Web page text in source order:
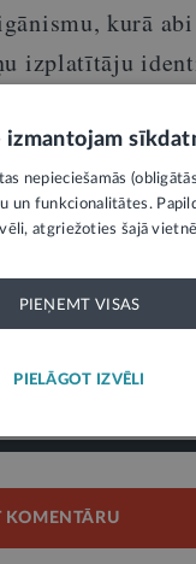
kurā
izplatītāju
LV portāla viedokli.
KOMENTĀRU
nepieciešamās
un funkcionalitātes.
atgriežoties šajā
PIEŅEMT VISAS
PIELĀGOT IZVĒLI